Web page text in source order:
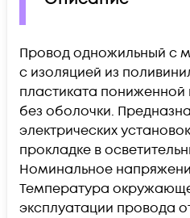
Провод одножильный с
с изоляцией из
пластиката
без оболочки.
электрических
прокладке в
Номинальное
Температура
эксплуатации провода